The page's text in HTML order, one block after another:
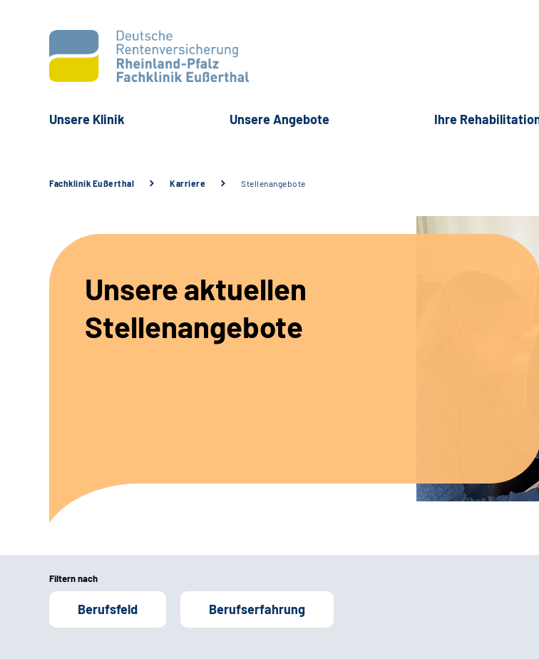
Unsere Klinik Unsere Angebote Ihre
Fachklinik Eußerthal Karriere Stellenangebote
Unsere aktuellen
Stellenangebote
Filtern nach
Berufsfeld Berufserfahrung